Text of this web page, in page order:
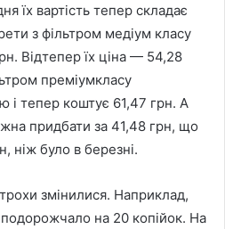
їх вартість тепер складає
з фільтром медіум класу
Відтепер їх ціна — 54,28
преміумкласу
і тепер коштує 61,47 грн. А
придбати за 41,48 грн, що
ніж було в березні.
змінилися. Наприклад,
на 20 копійок. На